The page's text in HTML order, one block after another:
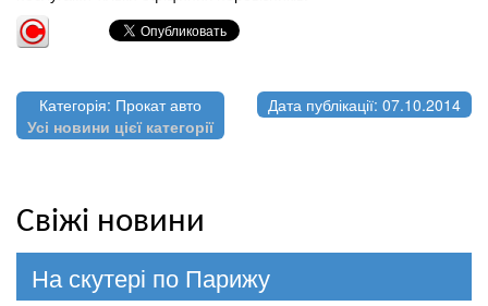
Категорія: Прокат авто
Усі новини цієї категорії
Дата публікації: 07.10.2014
Свіжі новини
На скутері по Парижу